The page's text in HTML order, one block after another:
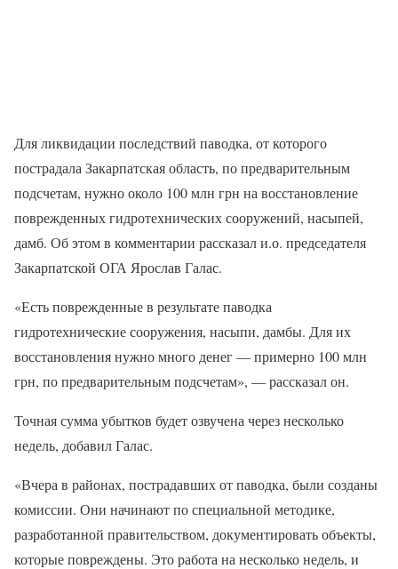
Для ликвидации последствий паводка, от которого
пострадала Закарпатская область, по предварительным
подсчетам, нужно около 100 млн грн на восстановление
поврежденных гидротехнических сооружений, насыпей,
дамб. Об этом в комментарии рассказал и.о. председателя
Закарпатской ОГА Ярослав Галас.
«Есть поврежденные в результате паводка
гидротехнические сооружения, насыпи, дамбы. Для их
восстановления нужно много денег — примерно 100 млн
грн, по предварительным подсчетам», — рассказал он.
Точная сумма убытков будет озвучена через несколько
недель, добавил Галас.
«Вчера в районах, пострадавших от паводка, были созданы
комиссии. Они начинают по специальной методике,
разработанной правительством, документировать объекты,
которые повреждены. Это работа на несколько недель, и